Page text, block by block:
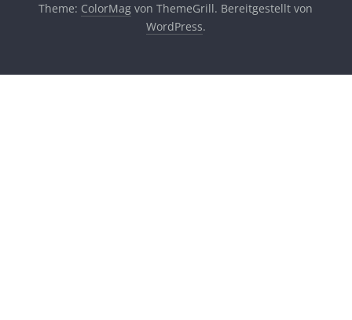
Theme: ColorMag von ThemeGrill. Bereitgestellt von
WordPress.